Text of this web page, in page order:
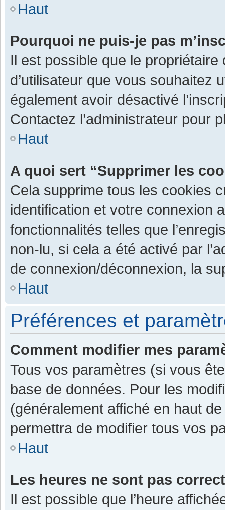
Haut
Pourquoi ne puis-je pas
Il est possible que le
d’utilisateur que vous souhaitez
également avoir désactivé
Contactez l’administrateur pour
Haut
A quoi sert “Supprimer les
Cela supprime tous les cookies
identification et votre connexion
fonctionnalités telles que
non-lu, si cela a été activé par
de connexion/déconnexion, la
Haut
Préférences et
Comment modifier mes
Tous vos paramètres (si vous
base de données. Pour les
(généralement affiché en haut
permettra de modifier tous vos
Haut
Les heures ne sont pas
Il est possible que l’heure